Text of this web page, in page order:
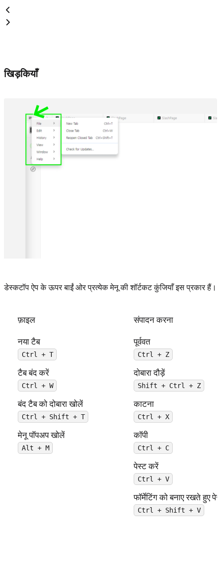
खिड़कियाँ
डेस्कटॉप ऐप के ऊपर बाईं ओर प्रत्येक मेनू की शॉर्टकट कुंजियाँ इस प्रकार हैं।
फ़ाइल संपादन करना
नया टैब
Ctrl + T
पूर्ववत
Ctrl + Z
टैब बंद करें
Ctrl + W
दोबारा दौड़ें
Shift + Ctrl + Z
बंद टैब को दोबारा खोलें
Ctrl + Shift + T
काटना
Ctrl + X
मेनू पॉपअप खोलें
Alt + M
कॉपी
Ctrl + C
पेस्ट करें
Ctrl + V
फॉर्मेटिंग को बनाए रखते हुए
Ctrl + Shift + V